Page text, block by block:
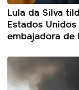
Lula da Silva
Estados
embajadora de